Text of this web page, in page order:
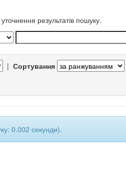
результатів пошуку.
| Сортування
0.002 секунди).